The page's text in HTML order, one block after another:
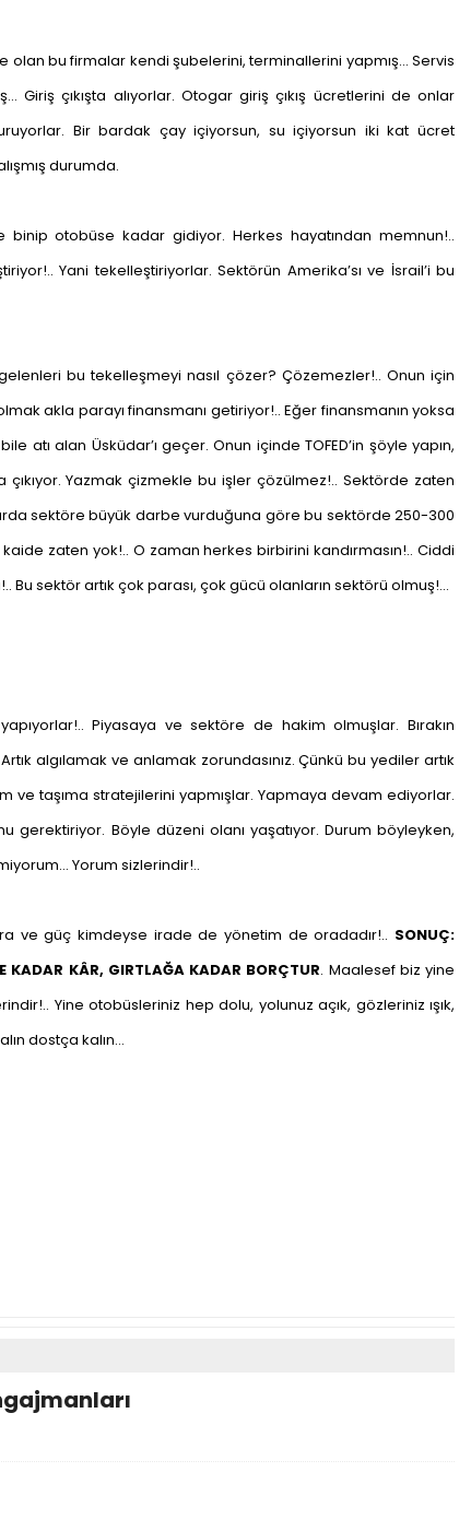
olan bu firmalar kendi şubelerini, terminallerini yapmış… Servis
Giriş çıkışta alıyorlar. Otogar giriş çıkış ücretlerini de onlar
Bir bardak çay içiyorsun, su içiyorsun iki kat ücret
durumda.
binip otobüse kadar gidiyor. Herkes hayatından memnun!..
Yani tekelleştiriyorlar. Sektörün Amerika’sı ve İsrail’i bu
bu tekelleşmeyi nasıl çözer? Çözemezler!.. Onun için
akla parayı finansmanı getiriyor!.. Eğer finansmanın yoksa
atı alan Üsküdar’ı geçer. Onun içinde TOFED’in şöyle yapın,
Yazmak çizmekle bu işler çözülmez!.. Sektörde zaten
sektöre büyük darbe vurduğuna göre bu sektörde 250-300
zaten yok!.. O zaman herkes birbirini kandırmasın!.. Ciddi
sektör artık çok parası, çok gücü olanların sektörü olmuş!...
Piyasaya ve sektöre de hakim olmuşlar. Bırakın
algılamak ve anlamak zorundasınız. Çünkü bu yediler artık
ve taşıma stratejilerini yapmışlar. Yapmaya devam ediyorlar.
gerektiriyor. Böyle düzeni olanı yaşatıyor. Durum böyleyken,
Yorum sizlerindir!..
ve güç kimdeyse irade de yönetim de oradadır!.. SONUÇ:
KADAR KÂR, GIRTLAĞA KADAR BORÇTUR. Maalesef biz yine
Yine otobüsleriniz hep dolu, yolunuz açık, gözleriniz ışık,
dostça kalın…